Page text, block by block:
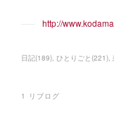
http://
日記(189) ひとりごと (221)
1 リブログ